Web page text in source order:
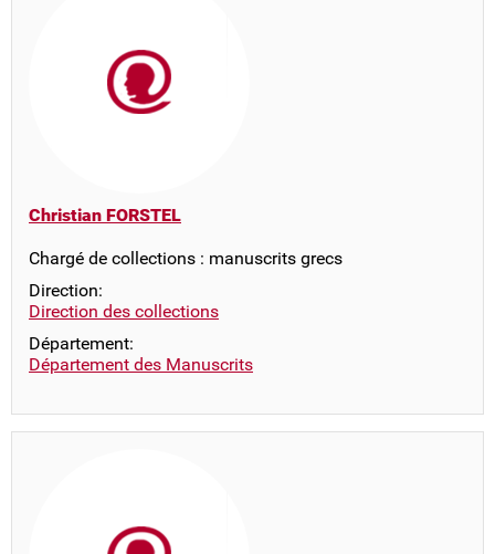
Christian FORSTEL
Chargé de collections : manuscrits grecs
Direction:
Direction des collections
Département:
Département des Manuscrits